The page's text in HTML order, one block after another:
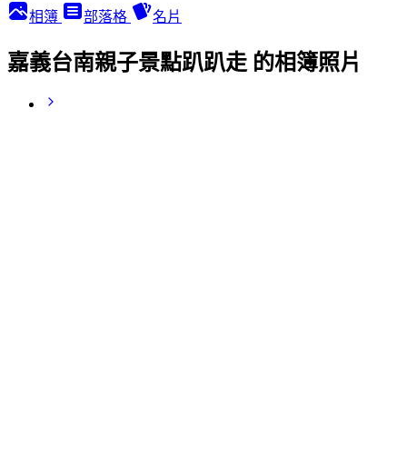
相簿 部落格 名片
嘉義台南親子景點趴趴走 的相簿照片